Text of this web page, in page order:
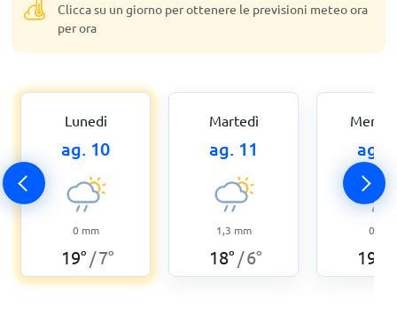
Clicca su un giorno per ottenere le previsioni meteo ora
per ora
Lunedi
ag. 10
0 mm
19° /7°
Martedì
ag. 11
1,3 mm
18° /6°
ag.
0
19